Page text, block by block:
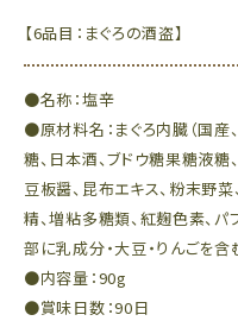
【6品目：まぐろの酒盗】
●名称：塩辛
●原材料名：まぐろ内臓（国産
糖、日本酒、ブドウ糖果糖液糖
豆板醤、昆布エキス、粉末野
精、増粘多糖類、紅麹色素、
部に乳成分・大豆・りんごを含
●内容量：90g
●賞味日数：90日